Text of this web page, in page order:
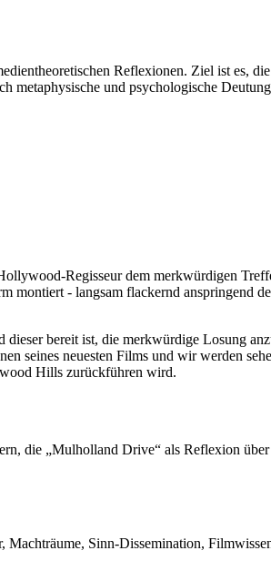
Reflexionen. Ziel ist es,
metaphysische und psychologische
Regisseur dem merkwürdigen
montiert - langsam flackernd anspringend
bereit ist, die merkwürdige Losung
seines neuesten Films und wir werden
Hills zurückführen wird.
die „Mulholland Drive“ als Reflexion
Sinn-Dissemination,